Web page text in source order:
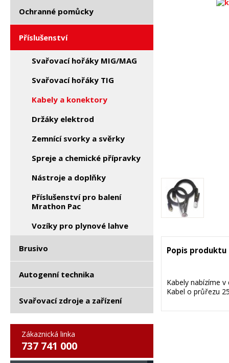
Ochranné pomůcky
Příslušenství
Svařovací hořáky MIG/MAG
Svařovací hořáky TIG
Kabely a konektory
Držáky elektrod
Zemnící svorky a svěrky
Spreje a chemické přípravky
Nástroje a doplňky
Příslušenství pro balení
Mrathon Pac
Vozíky pro plynové lahve
Brusivo
Autogenní technika
Svařovací zdroje a zařízení
Zákaznická linka
737 741 000
Popis produktu
Kabely nabízíme
Kabel o průřezu